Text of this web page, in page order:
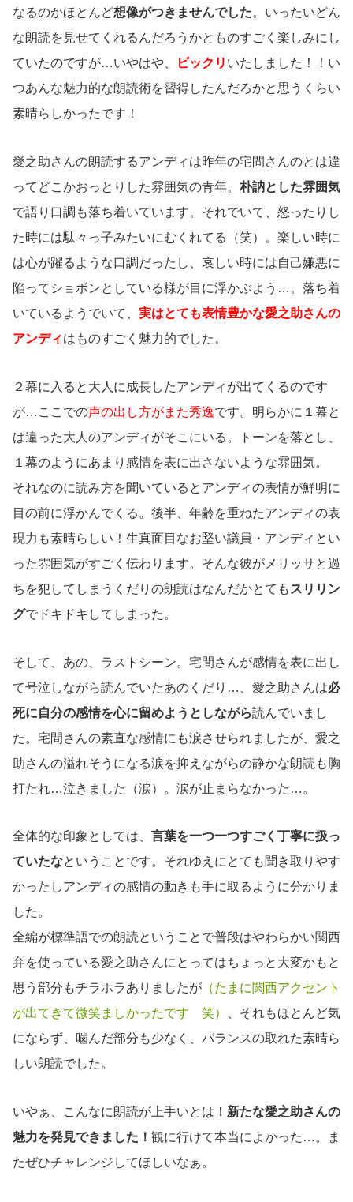
なるのかほとんど想像がつきませんでした。いったいどん
な朗読を見せてくれるんだろうかとものすごく楽しみにし
ていたのですが…いやはや、
ビックリ いたしました！！い
つあんな魅力的な朗読術を習得したんだろかと思うくらい
素晴らしかったです！
愛之助さんの朗読するアンディは昨年の宅間さんのとは違
ってどこかおっとりした雰囲気の青年。朴訥とした雰囲気
で語り口調も落ち着いています。それでいて、怒ったりし
た時には駄々っ子みたいにむくれてる（笑）。楽しい時に
は心が躍るような口調だったし、哀しい時には自己嫌悪に
陥ってショボンとしている様が目に浮かぶよう…。落ち着
いているようでいて、 実はとても表情豊かな愛之助さんの
アンディはものすごく魅力的でした。
２幕に入ると大人に成長したアンディが出てくるのです
が…ここでの声の出し方がまた秀逸です。明らかに１幕と
は違った大人のアンディがそこにいる。トーンを落とし、
１幕のようにあまり感情を表に出さないような雰囲気。
それなのに読み方を聞いているとアンディの表情が鮮明に
目の前に浮かんでくる。後半、年齢を重ねたアンディの表
現力も素晴らしい！生真面目なお堅い議員・アンディとい
った雰囲気がすごく伝わります。そんな彼がメリッサと過
ちを犯してしまうくだりの朗読はなんだかとても スリリン
グでドキドキしてしまった。
そして、あの、ラストシーン。宅間さんが感情を表に出し
て号泣しながら読んでいたあのくだり…、愛之助さんは必
死に自分の感情を心に留めようとしながら読んでいまし
た。宅間さんの素直な感情にも涙させられましたが、愛之
助さんの溢れそうになる涙を抑えながらの静かな朗読も胸
打たれ…泣きました（涙）。涙が止まらなかった…。
全体的な印象としては、 言葉を一つ一つすごく丁寧に扱っ
ていたなということです。それゆえにとても聞き取りやす
かったしアンディの感情の動きも手に取るように分かりま
した。
全編が標準語での朗読ということで普段はやわらかい関西
弁を使っている愛之助さんにとってはちょっと大変かもと
思う部分もチラホラありましたが （たまに関西アクセント
が出てきて微笑ましかったです 笑）
、それもほとんど気
にならず、噛んだ部分も少なく、バランスの取れた素晴ら
しい朗読でした。
いやぁ、こんなに朗読が上手いとは！ 新たな愛之助さんの
魅力を発見できました！ 観に行けて本当によかった…。ま
たぜひチャレンジしてほしいなぁ。